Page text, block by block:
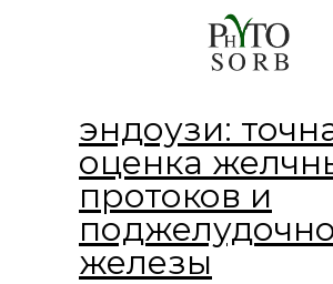
эндоузи:
оценка
протоков и
железы